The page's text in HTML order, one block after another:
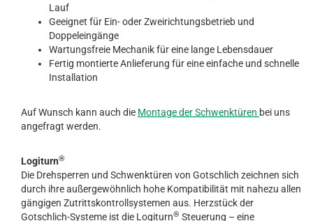
Lauf
Geeignet für Ein- oder Zweirichtungsbetrieb und
Doppeleingänge
Wartungsfreie Mechanik für eine lange Lebensdauer
Fertig montierte Anlieferung für eine einfache und schnelle
Installation
Auf Wunsch kann auch die Montage der Schwenktüren bei uns
angefragt werden.
Logiturn®
Die Drehsperren und Schwenktüren von Gotschlich zeichnen sich
durch ihre außergewöhnlich hohe Kompatibilität mit nahezu allen
gängigen Zutrittskontrollsystemen aus. Herzstück der
Gotschlich-Systeme ist die Logiturn® Steuerung – eine